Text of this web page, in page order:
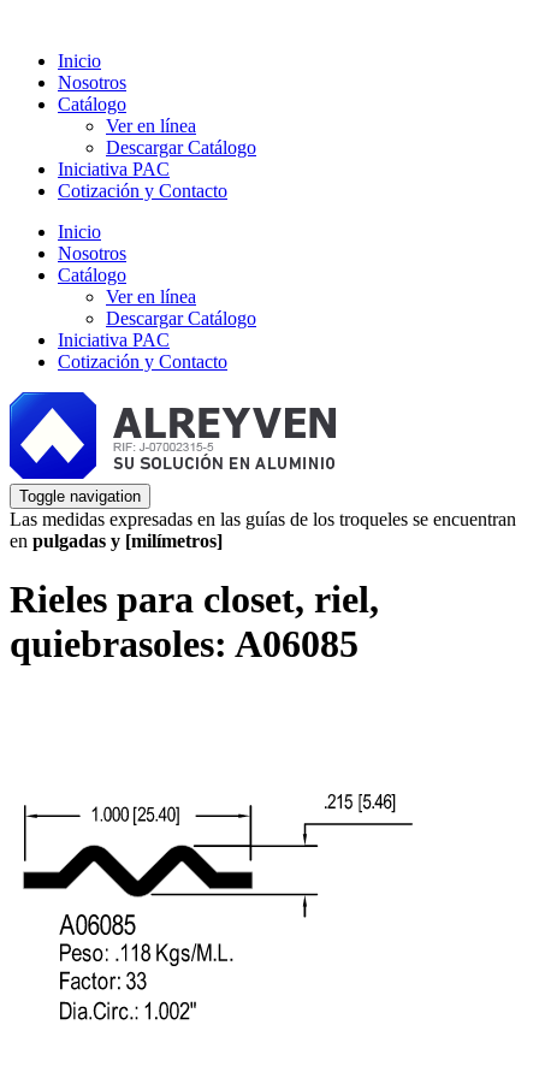
Inicio
Nosotros
Catálogo
Ver en línea
Descargar Catálogo
Iniciativa PAC
Cotización y Contacto
Inicio
Nosotros
Catálogo
Ver en línea
Descargar Catálogo
Iniciativa PAC
Cotización y Contacto
Toggle navigation
Las medidas expresadas en las guías de los troqueles se encuentran
en pulgadas y [milímetros]
Rieles para closet, riel,
quiebrasoles: A06085